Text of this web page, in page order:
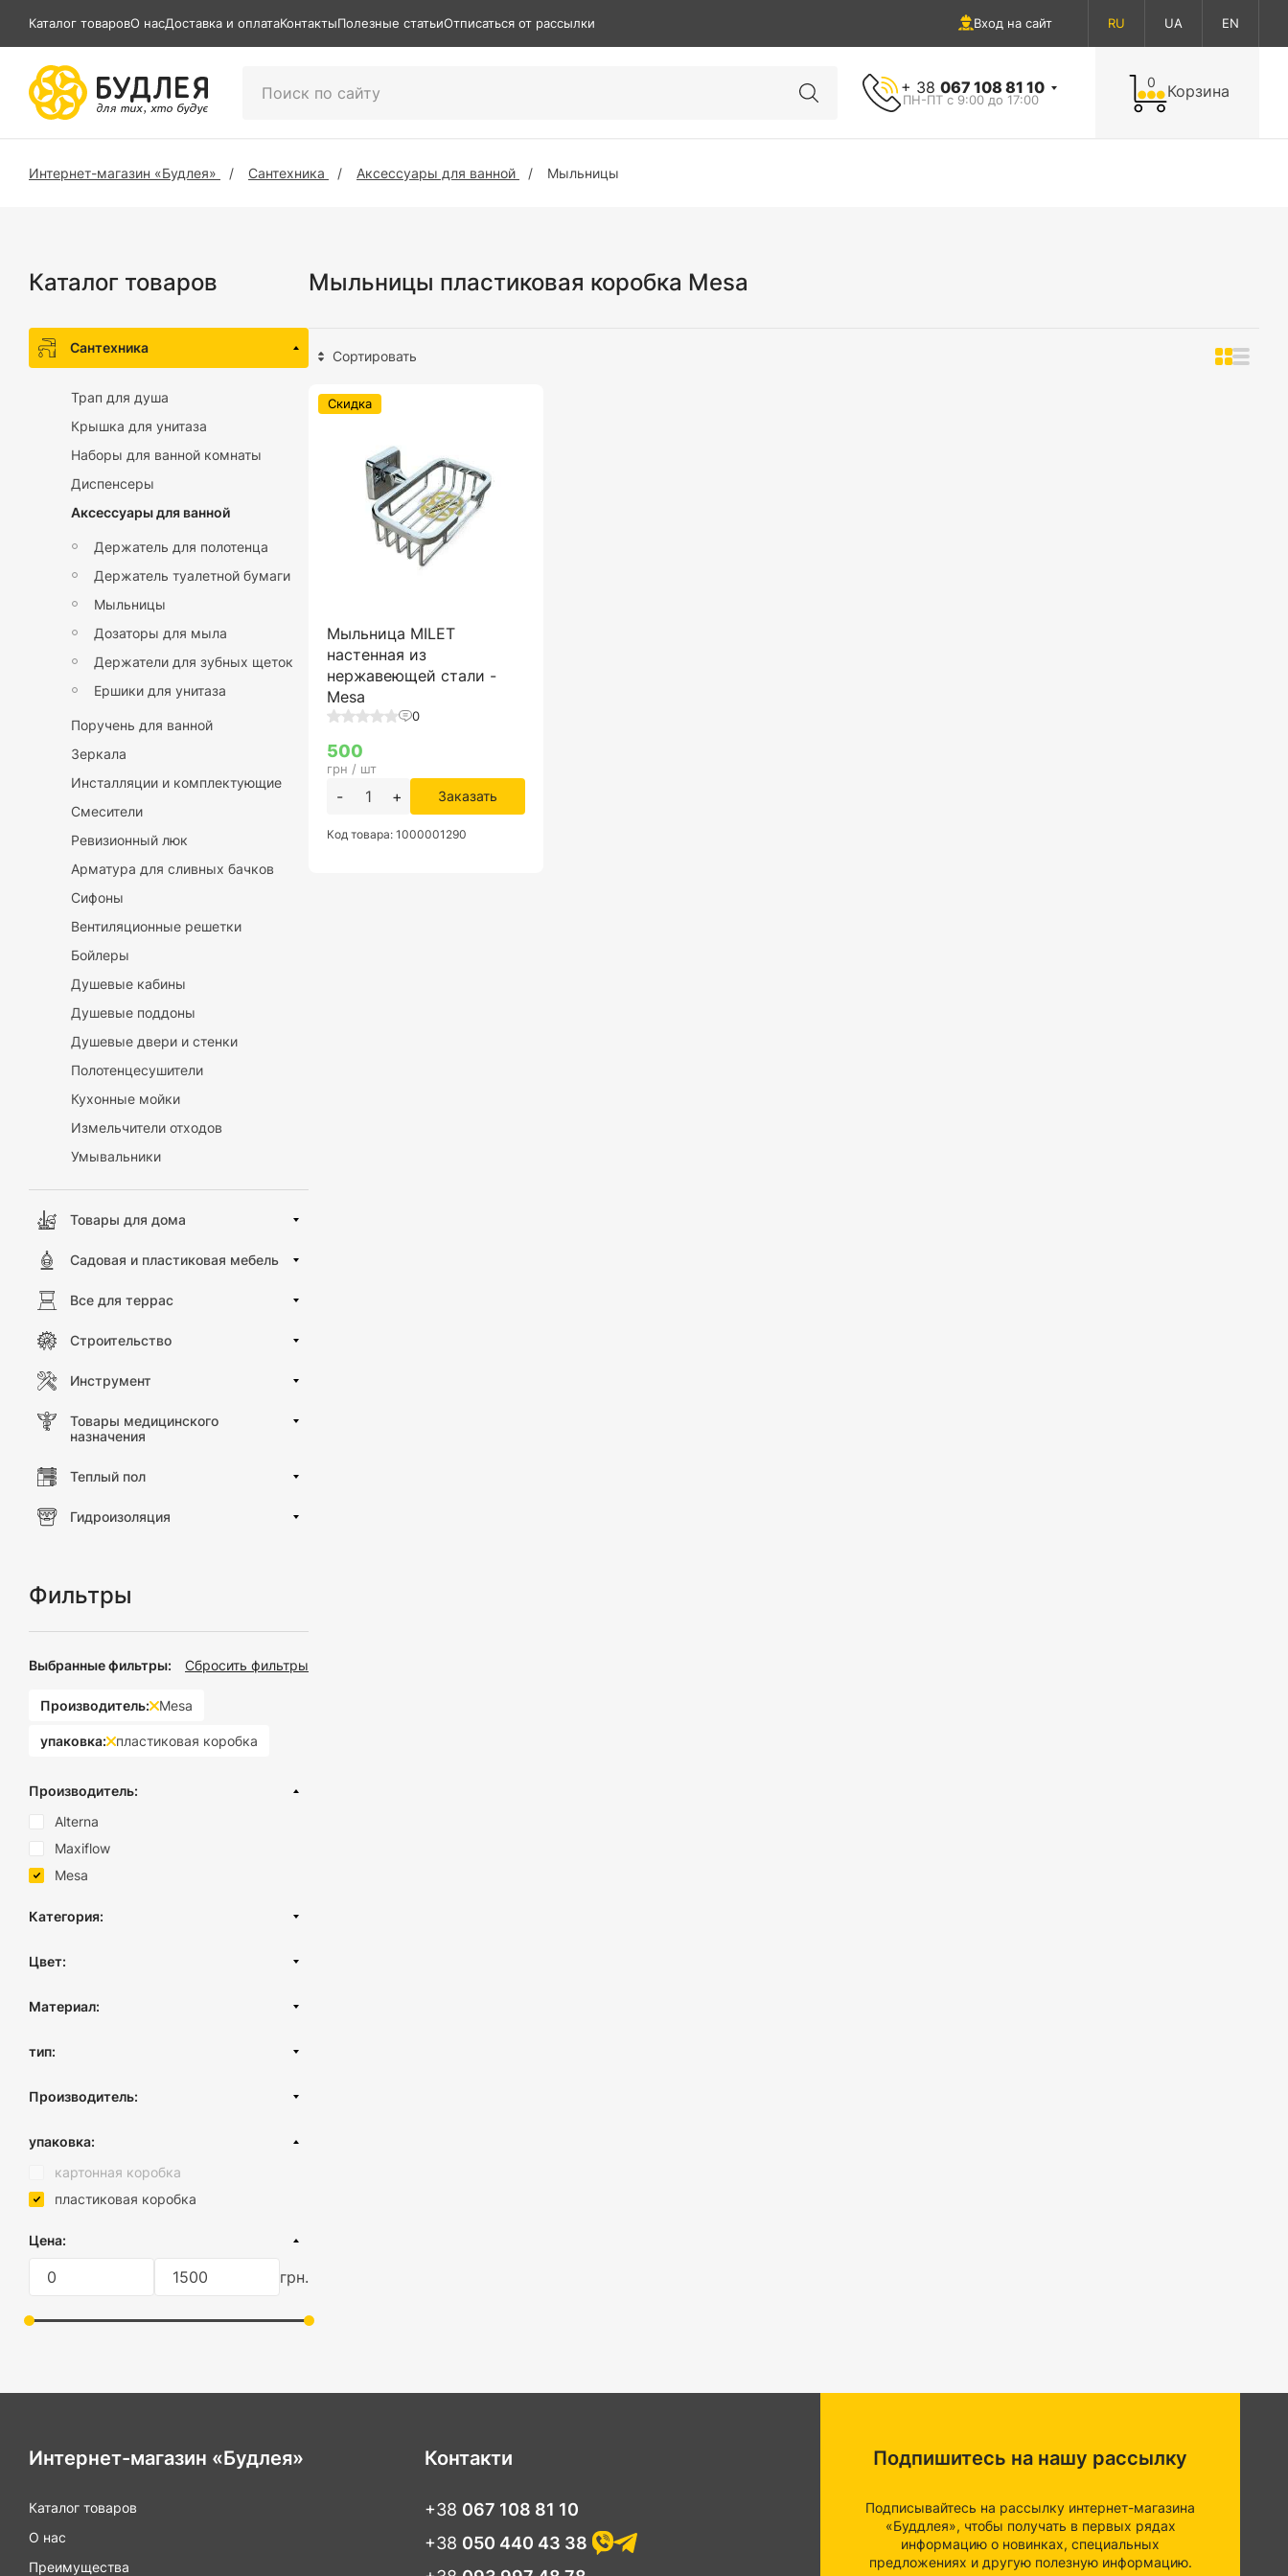
Каталог товаровО насДоставка и оплатаКонтактыПолезные статьиОтписаться от рассылки Вход на сайт RU UA EN
+ 38 067 108 81 10
ПН-ПТ с 9:00 до 17:00
0 Корзина
Интернет-магазин «Будлея» Сантехника Аксессуары для ванной Мыльницы
Каталог товаров
Сантехника
Трап для душа
Крышка для унитаза
Наборы для ванной комнаты
Диспенсеры
Аксессуары для ванной
Держатель для полотенца
Держатель туалетной бумаги
Мыльницы
Дозаторы для мыла
Держатели для зубных щеток
Ершики для унитаза
Поручень для ванной
Зеркала
Инсталляции и комплектующие
Смесители
Ревизионный люк
Арматура для сливных бачков
Сифоны
Вентиляционные решетки
Бойлеры
Душевые кабины
Душевые поддоны
Душевые двери и стенки
Полотенцесушители
Кухонные мойки
Измельчители отходов
Умывальники
Товары для дома
Садовая и пластиковая мебель
Все для террас
Строительство
Инструмент
Товары медицинского
назначения
Теплый пол
Гидроизоляция
Фильтры
Выбранные фильтры: Сбросить фильтры
Производитель: Mesa
упаковка: пластиковая коробка
Производитель:
Alterna
Maxiflow
Mesa
Категория:
Цвет:
Материал:
тип:
Производитель:
упаковка:
картонная коробка
пластиковая коробка
Цена:
грн.
Мыльницы пластиковая коробка Mesa
Сортировать
Мыльница MILET
настенная из
нержавеющей стали -
Mesa
0
Скидка
500
грн / шт
- + Заказать
Код товара: 1000001290
Интернет-магазин «Будлея»
Каталог товаров
О нас
Преимущества
Контакти
+38 067 108 81 10
+38 050 440 43 38
Подпишитесь на нашу рассылку
Подписывайтесь на рассылку интернет-магазина
«Буддлея», чтобы получать в первых рядах
информацию о новинках, специальных
предложениях и другую полезную информацию.